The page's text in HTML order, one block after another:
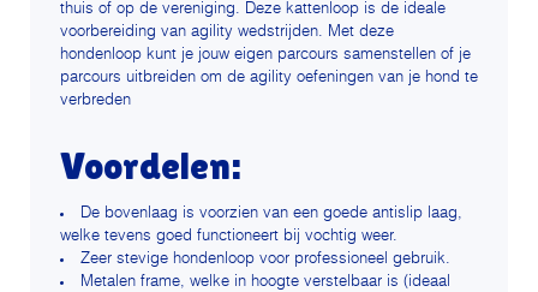
thuis of op de vereniging. Deze kattenloop is de ideale
voorbereiding van agility wedstrijden. Met deze
hondenloop kunt je jouw eigen parcours samenstellen of je
parcours uitbreiden om de agility oefeningen van je hond te
verbreden
Voordelen:
De bovenlaag is voorzien van een goede antislip laag,
welke tevens goed functioneert bij vochtig weer.
Zeer stevige hondenloop voor professioneel gebruik.
Metalen frame, welke in hoogte verstelbaar is (ideaal